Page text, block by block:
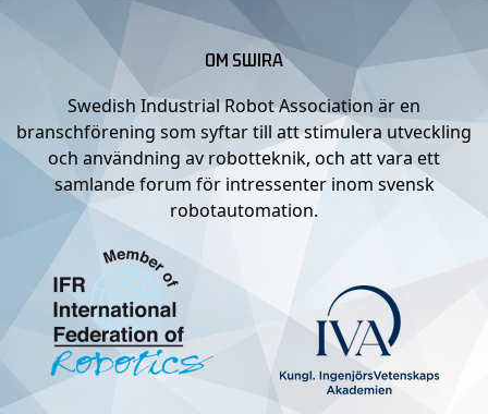
OM SWIRA
Swedish Industrial Robot Association är en
branschförening som syftar till att stimulera utveckling
och användning av robotteknik, och att vara ett
samlande forum för intressenter inom svensk
robotautomation.